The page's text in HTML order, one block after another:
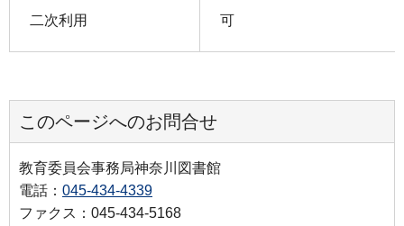
二次利用 可
このページへのお問合せ
教育委員会事務局神奈川図書館
電話： 045-434-4339
ファクス：045-434-5168